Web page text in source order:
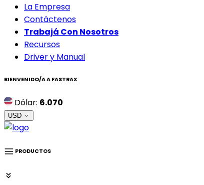
La Empresa
Contáctenos
Trabajá Con Nosotros
Recursos
Driver y Manual
BIENVENIDO/A A FASTRAX
Dólar: 6.070
USD
PRODUCTOS